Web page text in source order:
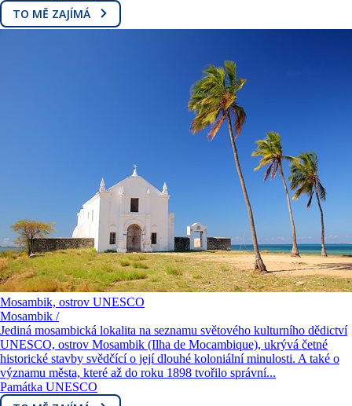
TO MĚ ZAJÍMÁ
Mosambik, ostrov UNESCO
Mosambik /
Jediná mosambická lokalita na seznamu světového kulturního dědictví
UNESCO, ostrov Mosambik (Ilha de Mocambique), ukrývá četné
historické stavby svědčící o její dlouhé koloniální minulosti. A také o
významu města, které až do roku 1898 tvořilo správní...
Památka UNESCO